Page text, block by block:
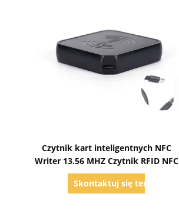
Czytnik kart inteligentnych NFC
Writer 13.56 MHZ Czytnik RFID NFC
Skontaktuj się teraz